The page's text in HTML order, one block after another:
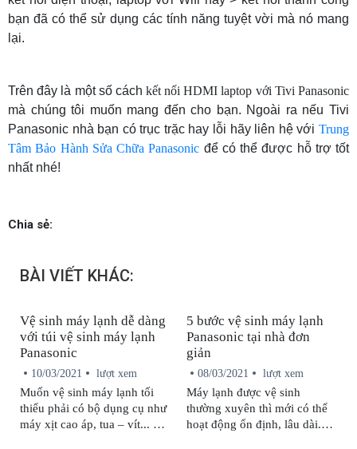
bạn đã có thể sử dụng các tính năng tuyệt vời mà nó mang
lại.
Trên đây là một số cách kết nối HDMI laptop với Tivi Panasonic
mà chúng tôi muốn mang đến cho bạn. Ngoài ra nếu Tivi
Panasonic nhà bạn có trục trặc hay lỗi hãy liên hệ với Trung
Tâm Bảo Hành Sửa Chữa Panasonic để có thể được hỗ trợ tốt
nhất nhé!
Chia sẻ:
BÀI VIẾT KHÁC:
Vệ sinh máy lạnh dễ dàng
với túi vệ sinh máy lạnh
Panasonic
10/03/2021
lượt xem
Muốn vệ sinh máy lạnh tối
thiểu phải có bộ dụng cụ như
máy xịt cao áp, tua – vít... và
5 bước vệ sinh máy lạnh
Panasonic tại nhà đơn
giản
08/03/2021
lượt xem
Máy lạnh được vệ sinh
thường xuyên thì mới có thể
hoạt động ổn định, lâu dài.